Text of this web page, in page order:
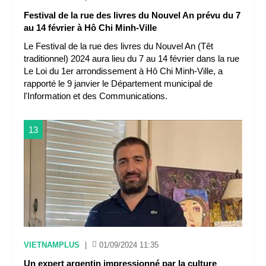
Festival de la rue des livres du Nouvel An prévu du 7
au 14 février à Hô Chi Minh-Ville
Le Festival de la rue des livres du Nouvel An (Têt
traditionnel) 2024 aura lieu du 7 au 14 février dans la rue
Le Loi du 1er arrondissement à Hô Chi Minh-Ville, a
rapporté le 9 janvier le Département municipal de
l'Information et des Communications.
13
VIETNAMPLUS 01/09/2024 11:35
Un expert argentin impressionné par la culture